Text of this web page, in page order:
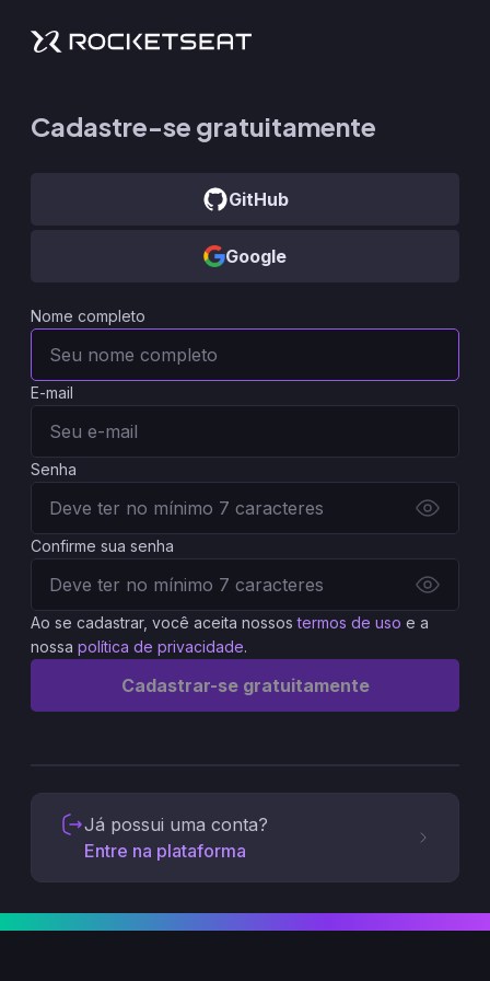
Cadastre-se gratuitamente
GitHub
Google
Nome completo
E-mail
Senha
Confirme sua senha
Ao se cadastrar, você aceita nossos termos de uso e a
nossa política de privacidade.
Cadastrar-se gratuitamente
Já possui uma conta?
Entre na plataforma